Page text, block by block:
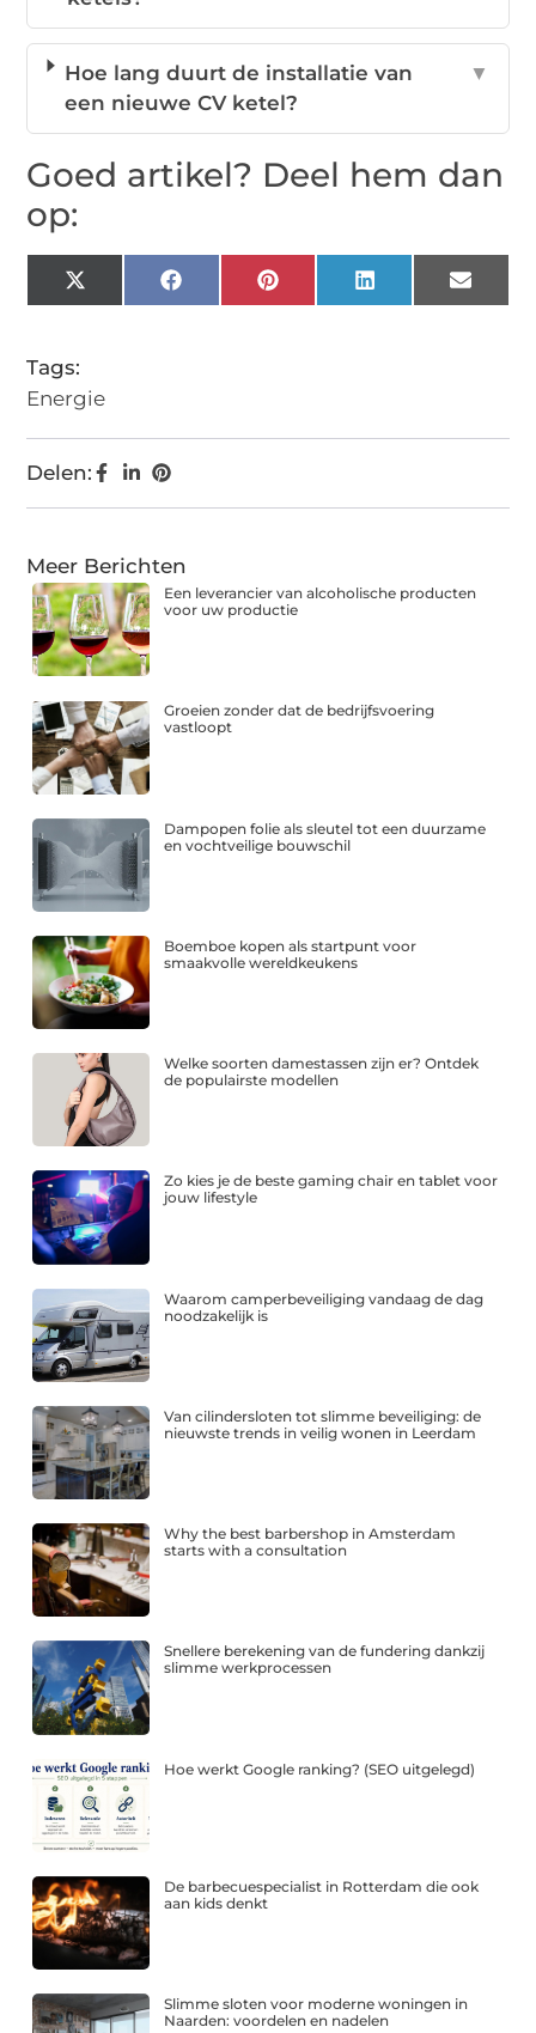
Hoe lang duurt de installatie van
een nieuwe CV ketel?
▼
Goed artikel? Deel hem dan
op:
X
(Twitter)
FacebookPinterestLinkedIn Email
Tags:
Energie
Delen:
Meer Berichten
Een leverancier van alcoholische producten
voor uw productie
Groeien zonder dat de bedrijfsvoering
vastloopt
Dampopen folie als sleutel tot een duurzame
en vochtveilige bouwschil
Boemboe kopen als startpunt voor
smaakvolle wereldkeukens
Welke soorten damestassen zijn er? Ontdek
de populairste modellen
Zo kies je de beste gaming chair en tablet voor
jouw lifestyle
Waarom camperbeveiliging vandaag de dag
noodzakelijk is
Van cilindersloten tot slimme beveiliging: de
nieuwste trends in veilig wonen in Leerdam
Why the best barbershop in Amsterdam
starts with a consultation
Snellere berekening van de fundering dankzij
slimme werkprocessen
Hoe werkt Google ranking? (SEO uitgelegd)
De barbecuespecialist in Rotterdam die ook
aan kids denkt
Slimme sloten voor moderne woningen in
Naarden: voordelen en nadelen